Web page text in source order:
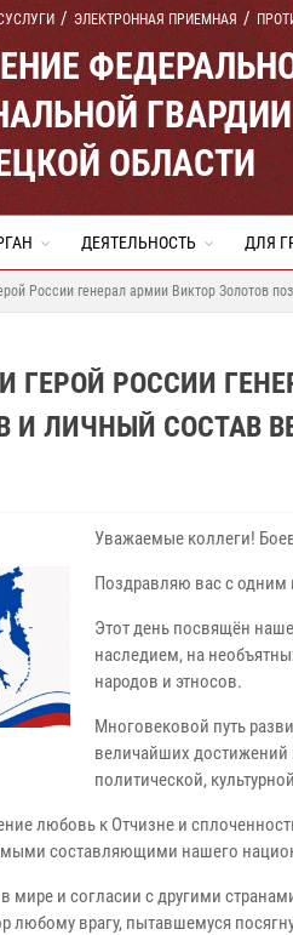
ЭЛЕКТРОННАЯ ПРИЕМНАЯ
ОБЛАСТИ
ДЕЯТЕЛЬНОСТЬ ДЛЯ
России генерал армии Виктор Золотов
ГЕРОЙ РОССИИ
И ЛИЧНЫЙ СОСТАВ
Уважаемые коллеги!
Поздравляю вас с
Этот день посвящён
наследием, на
народов и этносов.
Многовековой путь
величайших
политической,
любовь к Отчизне и
составляющими нашего
мире и согласии с другими
любому врагу, пытавшемуся